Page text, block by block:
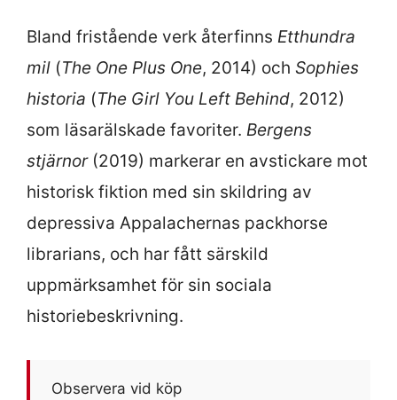
Bland fristående verk återfinns Etthundra
mil (The One Plus One, 2014) och Sophies
historia (The Girl You Left Behind, 2012)
som läsarälskade favoriter. Bergens
stjärnor(2019) markerar en avstickare mot
historisk fiktion med sin skildring av
depressiva Appalachernas packhorse
librarians, och har fått särskild
uppmärksamhet för sin sociala
historiebeskrivning.
Observera vid köp